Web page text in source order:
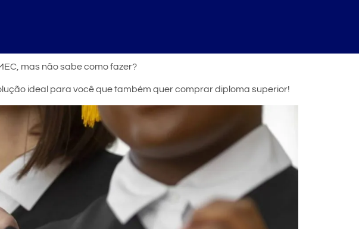
mas não sabe como fazer?
ideal para você que também quer comprar diploma superior!